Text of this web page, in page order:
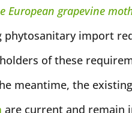
European grapevine
import
of these
meantime, the
are current and remain